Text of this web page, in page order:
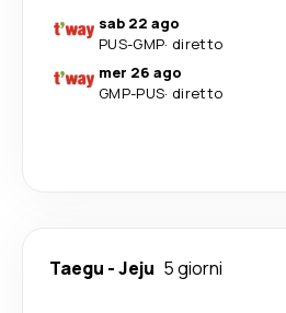
sab 22 ago
PUS-GMP· diretto
mer 26 ago
GMP-PUS· diretto
Taegu -Jeju 5 giorni